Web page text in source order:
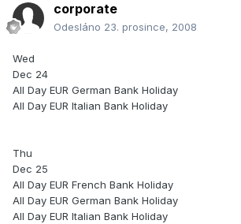
corporate
Odesláno 23. prosince, 2008
Wed
Dec 24
All Day EUR German Bank Holiday
All Day EUR Italian Bank Holiday
Thu
Dec 25
All Day EUR French Bank Holiday
All Day EUR German Bank Holiday
All Day EUR Italian Bank Holiday